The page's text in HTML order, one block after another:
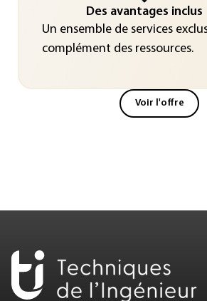
Des avantages inclus
Un ensemble de services
complément des ressources.
Voir l'offre